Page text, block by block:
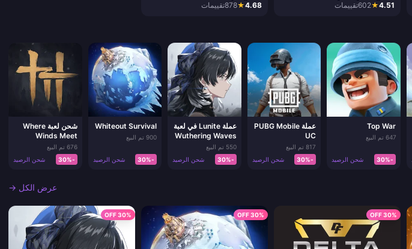
4.51
★
602تقييمات 4.68
★
878تقييمات
Top War
647 تم البيع
-30% شحن الرصيد
عملة PUBG Mobile
UC
817 تم البيع
-30%
شحن الرصيد
عملة Lunite في لعبة
Wuthering Waves
550 تم البيع
-30%
شحن الرصيد
Whiteout Survival
900 تم البيع
-30% شحن الرصيد
شحن لعبة Where
Winds Meet
676 تم البيع
-30%
شحن الرصيد
عرض الكل →
30% OFF
30% OFF
30% OFF